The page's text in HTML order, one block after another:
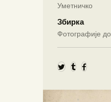
Уметничко
Збирка
Фотографије